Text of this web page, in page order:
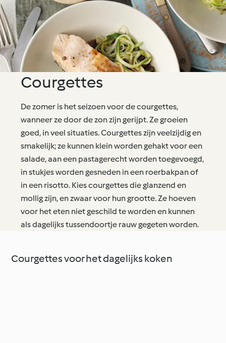
Courgettes
De zomer is het seizoen voor de courgettes,
wanneer ze door de zon zijn gerijpt. Ze groeien
goed, in veel situaties. Courgettes zijn veelzijdig en
smakelijk; ze kunnen klein worden gehakt voor een
salade, aan een pastagerecht worden toegevoegd,
in stukjes worden gesneden in een roerbakpan of
in een risotto. Kies courgettes die glanzend en
mollig zijn, en zwaar voor hun grootte. Ze hoeven
voor het eten niet geschild te worden en kunnen
als dagelijks tussendoortje rauw gegeten worden.
Courgettes voor het dagelijks koken